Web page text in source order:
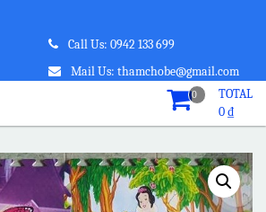
Call Us: 0942 133 699
Mail Us: thamchobe@gmail.com
0
TOTAL
0₫